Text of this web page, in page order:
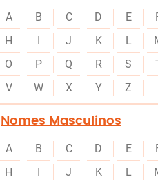
A B C D E
H
I J K L
O
P Q R S
V
W X Y Z
Nomes Masculinos
A B C D E
H
I J K L